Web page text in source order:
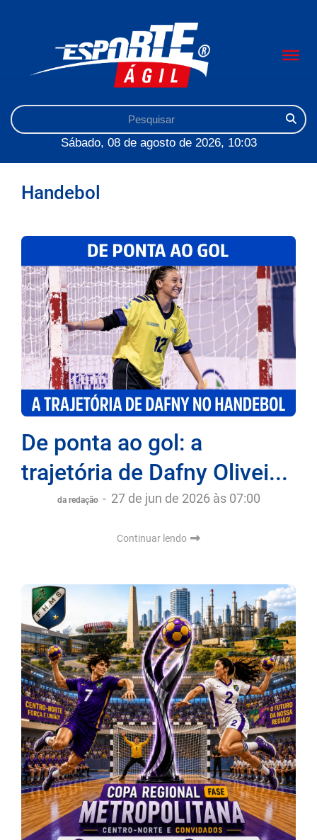
Sábado, 08 de agosto de 2026, 10:03
Handebol
De ponta ao gol: a
trajetória de Dafny Olivei...
da redação - 27 de jun de 2026 às 07:00
Continuar lendo